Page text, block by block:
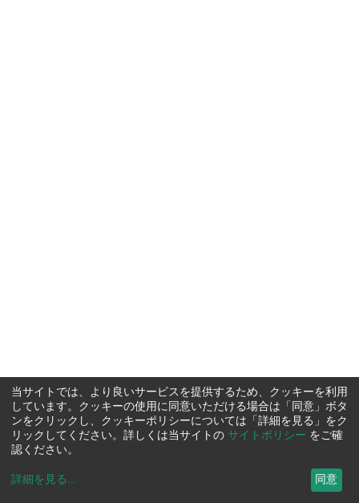
当サイトでは、より良いサービスを提供するため、クッキーを利用
しています。クッキーの使用に同意いただける場合は「同意」ボタ
ンをクリックし、クッキーポリシーについては「詳細を見る」をク
リックしてください。詳しくは当サイトの サイトポリシー をご確
認ください。
詳細を見る ... 同意